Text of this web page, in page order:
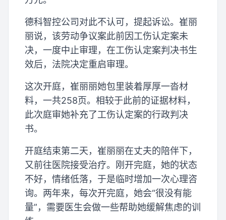
德科智控公司对此不认可，提起诉讼。崔丽
丽说，该劳动争议案此前因工伤认定案未
决，一度中止审理，在工伤认定案判决书生
效后，法院决定重启审理。
这次开庭，崔丽丽她包里装着厚厚一沓材
料，一共258页。相较于此前的证据材料，
此次庭审她补充了工伤认定案的行政判决
书。
开庭结束第二天，崔丽丽在丈夫的陪伴下，
又前往医院接受治疗。刚开完庭，她的状态
不好，情绪低落，于是临时增加一次心理咨
询。两年来，每次开完庭，她会“很没有能
量”，需要医生会做一些帮助她缓解焦虑的训